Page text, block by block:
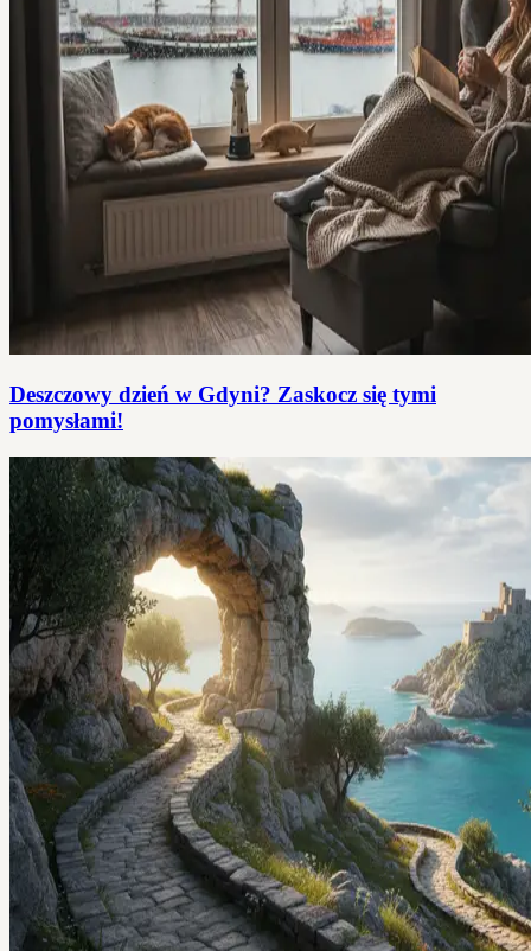
Deszczowy dzień w Gdyni? Zaskocz się tymi
pomysłami!